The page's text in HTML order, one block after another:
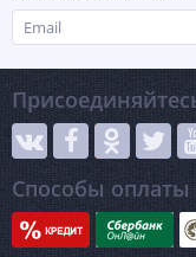
Способы оплаты